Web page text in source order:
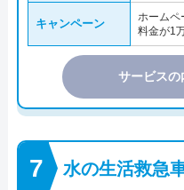
キャンペーン
ホームペ
料金が1
サービスの
水の生活救急